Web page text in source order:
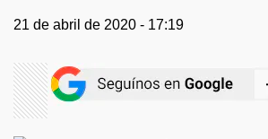
21 de abril de 2020 - 17:19